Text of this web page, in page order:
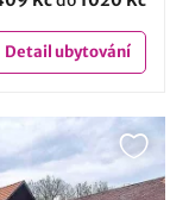
Detailubytování